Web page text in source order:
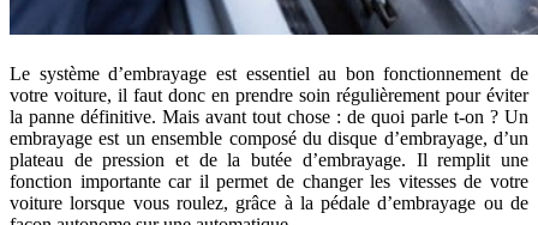
Le système d’embrayage est essentiel au bon fonctionnement de
votre voiture, il faut donc en prendre soin régulièrement pour éviter
la panne définitive. Mais avant tout chose : de quoi parle t-on ? Un
embrayage est un ensemble composé du disque d’embrayage, d’un
plateau de pression et de la butée d’embrayage. Il remplit une
fonction importante car il permet de changer les vitesses de votre
voiture lorsque vous roulez, grâce à la pédale d’embrayage ou de